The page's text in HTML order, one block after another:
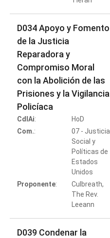
D034 Apoyo y Fomento
de la Justicia
Reparadora y
Compromiso Moral
con la Abolición de las
Prisiones y la Vigilancia
Policíaca
CdlAi:
HoD
Com.:
07 - Justicia
Social y
Políticas de
Estados
Unidos
Proponente:
Culbreath,
The Rev.
Leeann
D039 Condenar la